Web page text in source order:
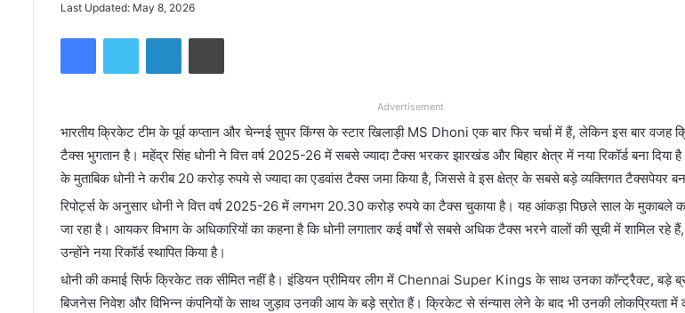
Last Updated: May 8, 2026
Advertisement
भारतीय क्रिकेट टीम के पूर्व कप्तान और चेन्नई सुपर किंग्स के स्टार खिलाड़ी MS Dhoni एक बार फिर चर्चा में हैं, लेकिन इस बार वजह
टैक्स भुगतान है। महेंद्र सिंह धोनी ने वित्त वर्ष 2025-26 में सबसे ज्यादा टैक्स भरकर झारखंड और बिहार क्षेत्र में नया रिकॉर्ड बना दिया
के मुताबिक धोनी ने करीब 20 करोड़ रुपये से ज्यादा का एडवांस टैक्स जमा किया है, जिससे वे इस क्षेत्र के सबसे बड़े व्यक्तिगत टैक्सपेयर
रिपोर्ट्स के अनुसार धोनी ने वित्त वर्ष 2025-26 में लगभग 20.30 करोड़ रुपये का टैक्स चुकाया है। यह आंकड़ा पिछले साल के मुकाबले
जा रहा है। आयकर विभाग के अधिकारियों का कहना है कि धोनी लगातार कई वर्षों से सबसे अधिक टैक्स भरने वालों की सूची में शामिल रहे
उन्होंने नया रिकॉर्ड स्थापित किया है।
धोनी की कमाई सिर्फ क्रिकेट तक सीमित नहीं है। इंडियन प्रीमियर लीग में Chennai Super Kings के साथ उनका कॉन्ट्रैक्ट, बड़े
बिजनेस निवेश और विभिन्न कंपनियों के साथ जुड़ाव उनकी आय के बड़े स्रोत हैं। क्रिकेट से संन्यास लेने के बाद भी उनकी लोकप्रियता में